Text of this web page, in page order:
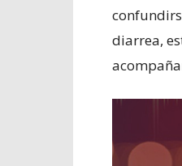
diarrea,